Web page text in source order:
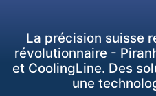
La précision suisse
révolutionnaire -
et CoolingLine. Des
une